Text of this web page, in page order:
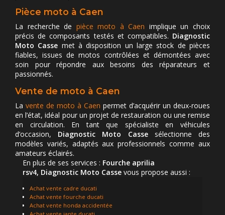
Pièce moto à Caen
La recherche de pièce moto à Caen implique un choix
précis de composants testés et compatibles. Diagnostic
Moto Casse met à disposition un large stock de pièces
fiables, issues de motos contrôlées et démontées avec
soin pour répondre aux besoins des réparateurs et
passionnés.
Vente de moto à Caen
La vente de moto à Caen permet d’acquérir un deux-roues
en l’état, idéal pour un projet de restauration ou une remise
en circulation. En tant que spécialiste en véhicules
d’occasion, Diagnostic Moto Cassesélectionne des
modèles variés, adaptés aux professionnels comme aux
amateurs éclairés.
En plus de ses services : Fourche aprilia
rsv4, Diagnostic Moto Casse vous propose aussi :
Achat vente cadre ducati
Achat vente fourche ducati
Achat vente honda accidentée